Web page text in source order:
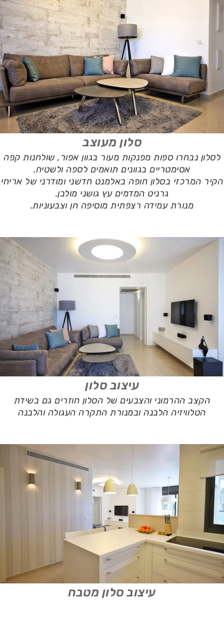
סלון מעוצב
לסלון נבחרו ספות מפנקות מעור בגוון אפור, שולחנות קפה
אסימטריים בגוונים תואמים לספה ולשטיח.
הקיר המרכזי בסלון חופה באלמנט חדשני ומודרני של אריחי
גרניט המדמים עץ גושני מולבן.
מנורת עמידה רצפתית מוסיפה חן וצבעוניות.
עיצוב סלון
הקצב ההרמוני והצבעים של הסלון חוזרים גם בשידת
הטלוויזיה הלבנה ובמנורת התקרה העגולה והלבנה
עיצוב סלון מטבח